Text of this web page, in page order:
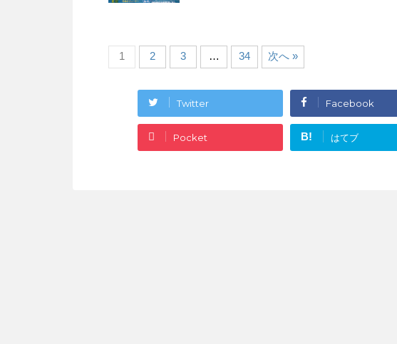
1 2 3 … 34 次へ »
Twitter Facebook
Pocket B! はてブ